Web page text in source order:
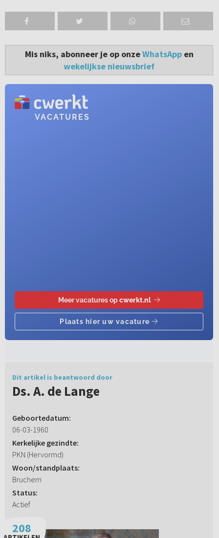
Mis niks, abonneer je op onzeWhatsAppen
wekelijkse nieuwsbrief
Dit artikel is beantwoord door
Ds. A. de Lange
Geboortedatum:
06-03-1960
Kerkelijke gezindte:
PKN (Hervormd)
Woon/standplaats:
Bruchem
Status:
Actief
208